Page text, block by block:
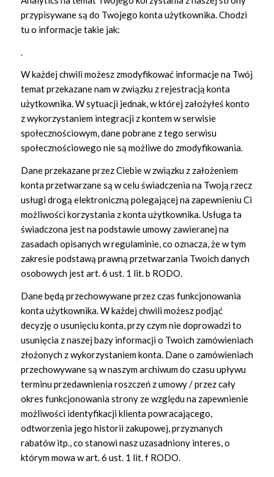
przypisywane są do Twojego konta użytkownika. Chodzi
tu o informacje takie jak:
W każdej chwili możesz zmodyfikować informacje na Twój
temat przekazane nam w związku z rejestracją konta
użytkownika. W sytuacji jednak, w której założyłeś konto
z wykorzystaniem integracji z kontem w serwisie
społecznościowym, dane pobrane z tego serwisu
społecznościowego nie są możliwe do zmodyfikowania.
Dane przekazane przez Ciebie w związku z założeniem
konta przetwarzane są w celu świadczenia na Twoją rzecz
usługi drogą elektroniczną polegającej na zapewnieniu Ci
możliwości korzystania z konta użytkownika. Usługa ta
świadczona jest na podstawie umowy zawieranej na
zasadach opisanych w regulaminie, co oznacza, że w tym
zakresie podstawą prawną przetwarzania Twoich danych
osobowych jest art. 6 ust. 1 lit. b RODO.
Dane będą przechowywane przez czas funkcjonowania
konta użytkownika. W każdej chwili możesz podjąć
decyzję o usunięciu konta, przy czym nie doprowadzi to
usunięcia z naszej bazy informacji o Twoich zamówieniach
złożonych z wykorzystaniem konta. Dane o zamówieniach
przechowywane są w naszym archiwum do czasu upływu
terminu przedawnienia roszczeń z umowy / przez cały
okres funkcjonowania strony ze względu na zapewnienie
możliwości identyfikacji klienta powracającego,
odtworzenia jego historii zakupowej, przyznanych
rabatów itp., co stanowi nasz uzasadniony interes, o
którym mowa w art. 6 ust. 1 lit. f RODO.